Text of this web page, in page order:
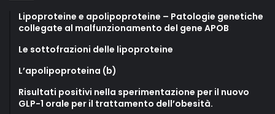
Lipoproteine e apolipoproteine – Patologie genetiche
collegate al malfunzionamento del gene APOB
Le sottofrazioni delle lipoproteine
L’apolipoproteina (b)
Risultati positivi nella sperimentazione per il nuovo
GLP-1 orale per il trattamento dell’obesità.